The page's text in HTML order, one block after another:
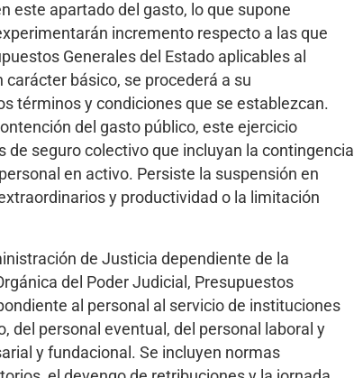
este apartado del gasto, lo que supone
incremento respecto a las que
Generales del Estado aplicables al
básico, se procederá a su
términos y condiciones que se establezcan.
del gasto público, este ejercicio
seguro colectivo que incluyan la contingencia
en activo. Persiste la suspensión en
y productividad o la limitación
de Justicia dependiente de la
del Poder Judicial, Presupuestos
al personal al servicio de instituciones
del personal eventual, del personal laboral y
y fundacional. Se incluyen normas